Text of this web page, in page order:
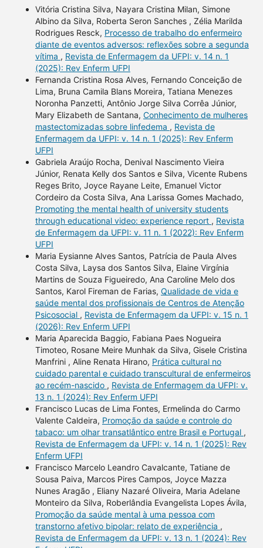
Vitória Cristina Silva, Nayara Cristina Milan, Simone
Albino da Silva, Roberta Seron Sanches , Zélia Marilda
Rodrigues Resck, Processo de trabalho do enfermeiro
diante de eventos adversos: reflexões sobre a segunda
vítima , Revista de Enfermagem da UFPI: v. 14 n. 1
(2025): Rev Enferm UFPI
Fernanda Cristina Rosa Alves, Fernando Conceição de
Lima, Bruna Camila Blans Moreira, Tatiana Menezes
Noronha Panzetti, Antônio Jorge Silva Corrêa Júnior,
Mary Elizabeth de Santana, Conhecimento de mulheres
mastectomizadas sobre linfedema , Revista de
Enfermagem da UFPI: v. 14 n. 1 (2025): Rev Enferm
UFPI
Gabriela Araújo Rocha, Denival Nascimento Vieira
Júnior, Renata Kelly dos Santos e Silva, Vicente Rubens
Reges Brito, Joyce Rayane Leite, Emanuel Victor
Cordeiro da Costa Silva, Ana Larissa Gomes Machado,
Promoting the mental health of university students
through educational video: experience report , Revista
de Enfermagem da UFPI: v. 11 n. 1 (2022): Rev Enferm
UFPI
Maria Eysianne Alves Santos, Patrícia de Paula Alves
Costa Silva, Laysa dos Santos Silva, Elaine Virgínia
Martins de Souza Figueiredo, Ana Caroline Melo dos
Santos, Karol Fireman de Farias, Qualidade de vida e
saúde mental dos profissionais de Centros de Atenção
Psicosocial , Revista de Enfermagem da UFPI: v. 15 n. 1
(2026): Rev Enferm UFPI
Maria Aparecida Baggio, Fabiana Paes Nogueira
Timoteo, Rosane Meire Munhak da Silva, Gisele Cristina
Manfrini , Aline Renata Hirano, Prática cultural no
cuidado parental e cuidado transcultural de enfermeiros
ao recém-nascido , Revista de Enfermagem da UFPI: v.
13 n. 1 (2024): Rev Enferm UFPI
Francisco Lucas de Lima Fontes, Ermelinda do Carmo
Valente Caldeira, Promoção da saúde e controle do
tabaco: um olhar transatlântico entre Brasil e Portugal ,
Revista de Enfermagem da UFPI: v. 14 n. 1 (2025): Rev
Enferm UFPI
Francisco Marcelo Leandro Cavalcante, Tatiane de
Sousa Paiva, Marcos Pires Campos, Joyce Mazza
Nunes Aragão , Eliany Nazaré Oliveira, Maria Adelane
Monteiro da Silva, Roberlândia Evangelista Lopes Ávila,
Promoção da saúde mental à uma pessoa com
transtorno afetivo bipolar: relato de experiência ,
Revista de Enfermagem da UFPI: v. 13 n. 1 (2024): Rev